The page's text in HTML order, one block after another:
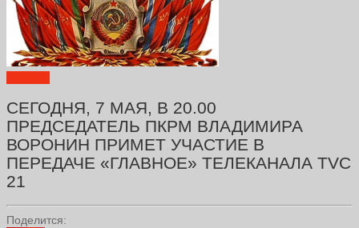
СЕГОДНЯ, 7 МАЯ, В 20.00
ПРЕДСЕДАТЕЛЬ ПКРМ ВЛАДИМИРА
ВОРОНИН ПРИМЕТ УЧАСТИЕ В
ПЕРЕДАЧЕ «ГЛАВНОЕ» ТЕЛЕКАНАЛА TVC
21
Поделится: